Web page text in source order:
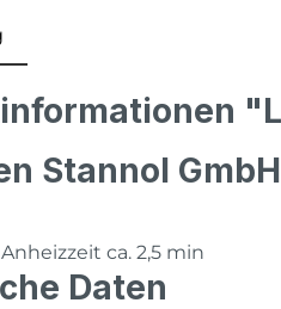
Stannol GmbH
ca. 2,5 min
Daten